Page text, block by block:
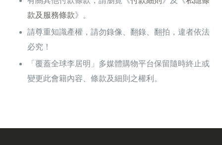
款及服務條款》。
請尊重知識產權，請勿錄像、翻錄、翻拍，違者依法
必究！
「覆蓋全球李居明」多媒體購物平台保留隨時終止或
變更此會籍內容、條款及細則之權利。